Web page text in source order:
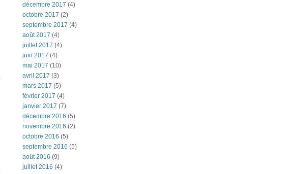
décembre 2017 (4)
octobre 2017 (2)
septembre 2017 (4)
août 2017 (4)
juillet 2017 (4)
juin 2017 (4)
mai 2017 (10)
avril 2017 (3)
mars 2017 (5)
février 2017 (4)
janvier 2017 (7)
décembre 2016 (5)
novembre 2016 (2)
octobre 2016 (5)
septembre 2016 (5)
août 2016 (9)
juillet 2016 (4)